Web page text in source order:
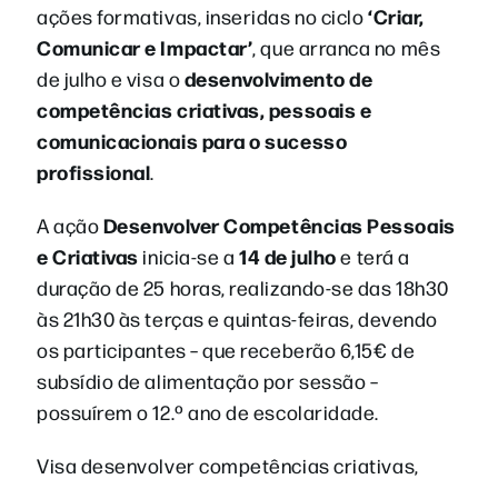
ações formativas, inseridas no ciclo‘Criar,
Comunicar e Impactar’, que arranca no mês
de julho e visa odesenvolvimento de
competências criativas, pessoais e
comunicacionais para o sucesso
profissional.
A açãoDesenvolver Competências Pessoais
e Criativas inicia-se a 14de julhoe terá a
duração de 25 horas, realizando-se das 18h30
às 21h30 às terças e quintas-feiras, devendo
os participantes – que receberão 6,15€ de
subsídio de alimentação por sessão –
possuírem o 12.º ano de escolaridade.
Visa desenvolver competências criativas,